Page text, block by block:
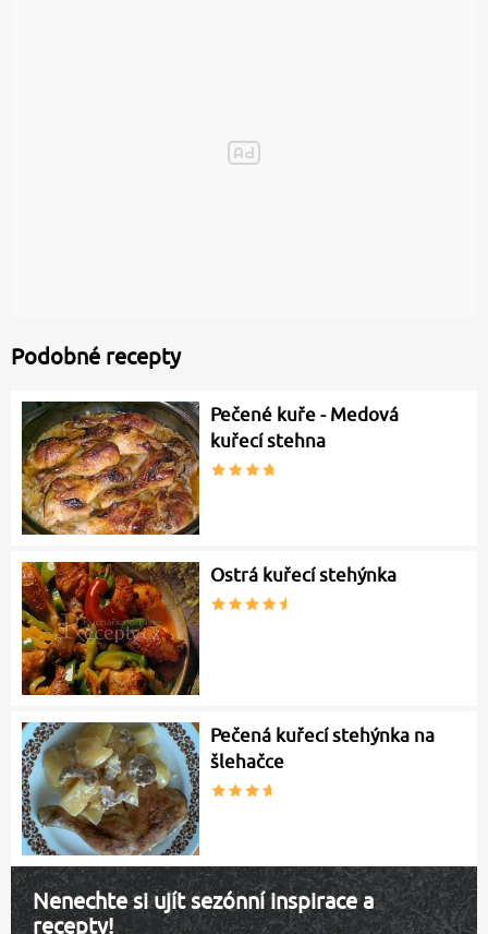
Podobné recepty
Pečené kuře - Medová
kuřecí stehna
Ostrá kuřecí stehýnka
Pečená kuřecí stehýnka na
šlehačce
Nenechte si ujít sezónní inspirace a
recepty!